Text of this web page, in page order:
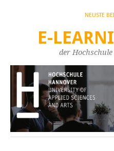
NEUSTE
E-
der